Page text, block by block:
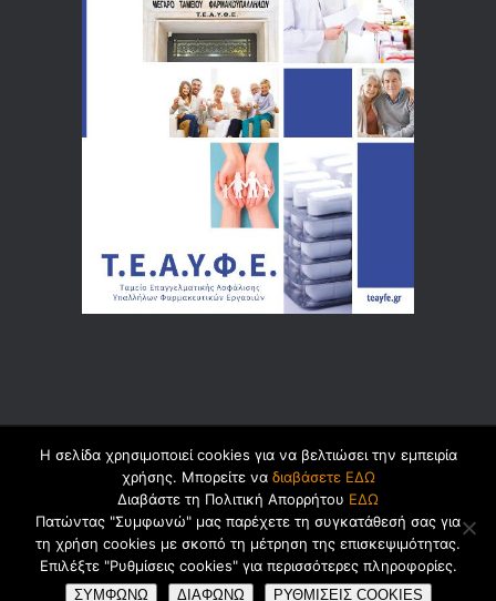
© 2026 byDualsoft
Πολιτική Ασφαλείας Προσωπικών
Δεδομένων
Cookies Όροι Χρήσης
Η σελίδα χρησιμοποιεί cookies για να βελτιώσει την εμπειρία
χρήσης. Μπορείτε να διαβάσετε ΕΔΩ
Διαβάστε τη Πολιτική Απορρήτου ΕΔΩ
Πατώντας "Συμφωνώ" μας παρέχετε τη συγκατάθεσή σας για
τη χρήση cookies με σκοπό τη μέτρηση της επισκεψιμότητας.
Επιλέξτε "Ρυθμίσεις cookies" για περισσότερες πληροφορίες.
ΣΥΜΦΩΝΩ ΔΙΑΦΩΝΩ ΡΥΘΜΙΣΕΙΣ COOKIES